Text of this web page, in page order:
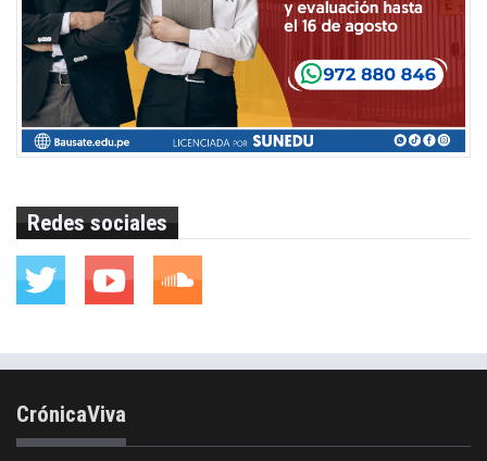
Redes sociales
CrónicaViva